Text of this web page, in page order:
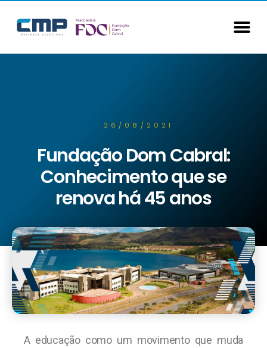
26/08/2021
Fundação Dom Cabral:
Conhecimento que se
renova há 45 anos
A educação como um movimento que muda